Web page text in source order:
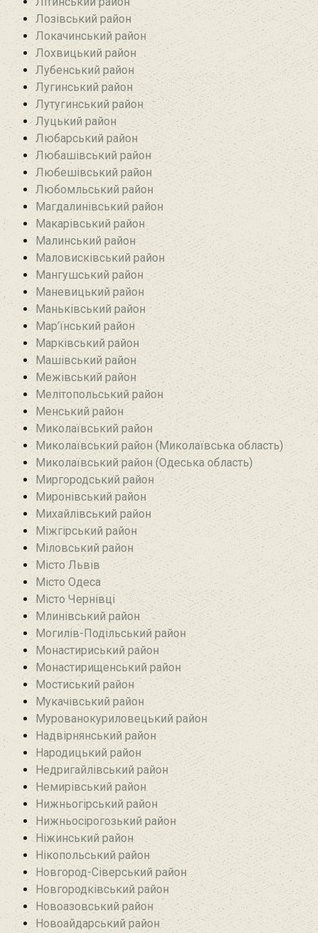
Лозівський район
Локачинський район
Лохвицький район
Лубенський район
Лугинський район‎
Лутугинський район
Луцький район
Любарський район‎
Любашівський район‎
Любешівський район
Любомльський район
Магдалинівський район
Макарівський район
Малинський район
Маловисківський район
Мангушський район
Маневицький район
Маньківський район‎
Мар’їнський район‎
Марківський район
Машівський район‎
Межівський район
Мелітопольський район
Менський район
Миколаївський район
Миколаївський район (Миколаївська область)
Миколаївський район (Одеська область)
Миргородський район
Миронівський район
Михайлівський район‎
Міжгірський район
Міловський район‎
Місто Львів
Місто Одеса
Місто Чернівці
Млинівський район‎
Могилів-Подільський район
Монастириський район
Монастирищенський район
Мостиський район
Мукачівський район
Мурованокуриловецький район
Надвірнянський район
Народицький район‎
Недригайлівський район‎
Немирівський район
Нижньогірський район
Нижньосірогозький район
Ніжинський район
Нікопольський район
Новгород-Сіверський район
Новгородківський район
Новоазовський район
Новоайдарський район‎